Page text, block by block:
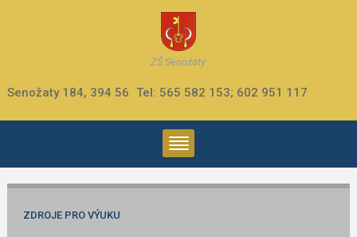
ZŠ Senožaty
Senožaty 184, 394 56 Tel: 565 582 153; 602 951 117
ZDROJE PRO VÝUKU